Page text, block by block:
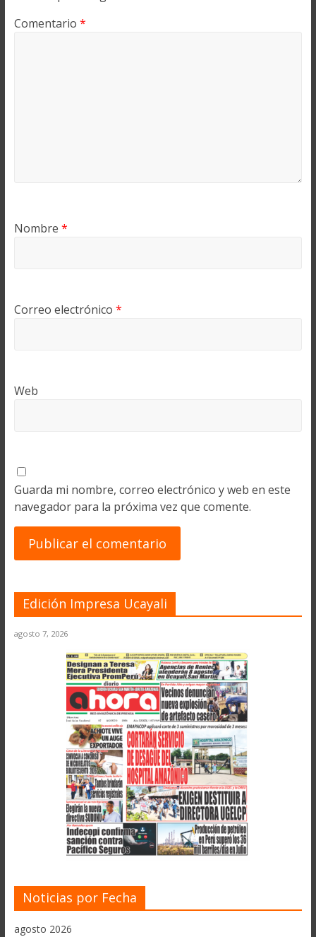
Comentario *
Nombre *
Correo electrónico *
Web
Guarda mi nombre, correo electrónico y web en este
navegador para la próxima vez que comente.
Edición Impresa Ucayali
agosto 7, 2026
Noticias por Fecha
agosto 2026